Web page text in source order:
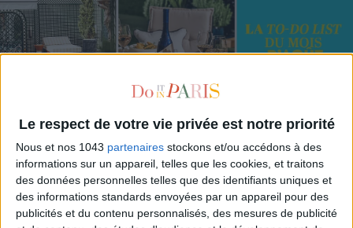
Le respect de votre vie privée est notre priorité
Nous et nos 1043 partenaires stockons et/ou accédons à des
informations sur un appareil, telles que les cookies, et traitons
des données personnelles telles que des identifiants uniques et
des informations standards envoyées par un appareil pour des
publicités et du contenu personnalisés, des mesures de publicité
TOUT CE QUE VOUS DEVEZ FAIRE À PARIS EN AOÛT